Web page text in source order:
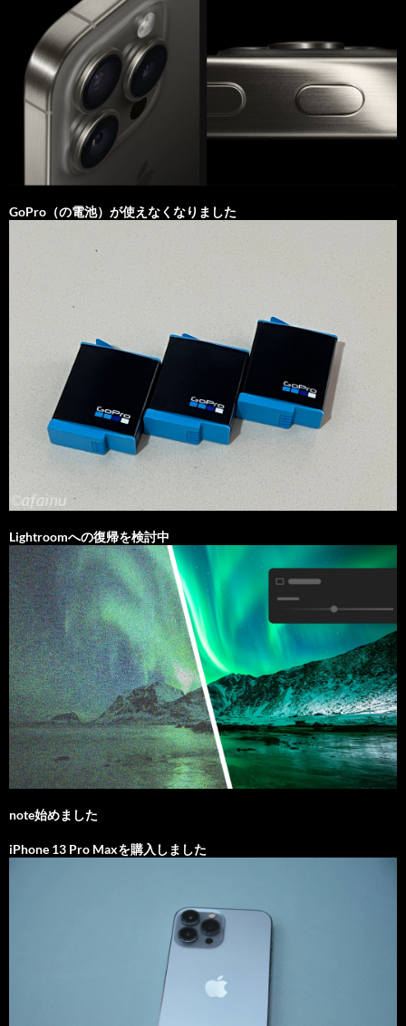
GoPro（の電池）が使えなくなりました
Lightroomへの復帰を検討中
note始めました
iPhone 13 Pro Maxを購入しました